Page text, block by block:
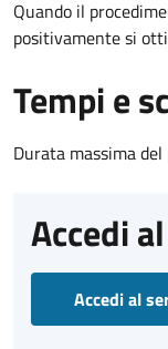
Quando il
positivamente si
Tempi e
Durata massima
Accedi
Accedi al